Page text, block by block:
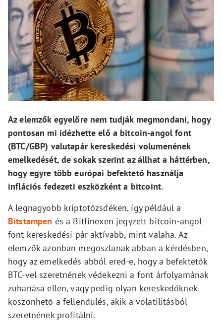
Az elemzők egyelőre nem tudják megmondani, hogy
pontosan mi idézhette elő a bitcoin-angol font
(BTC/GBP) valutapár kereskedési volumenének
emelkedését, de sokak szerint az állhat a háttérben,
hogy egyre több európai befektető használja
inflációs fedezeti eszközként a bitcoint.
A legnagyobb kriptotőzsdéken, így például a
Bitstampen és a Bitfinexen jegyzett bitcoin-angol
font kereskedési pár aktívabb, mint valaha. Az
elemzők azonban megoszlanak abban a kérdésben,
hogy az emelkedés abból ered-e, hogy a befektetők
BTC-vel szeretnének védekezni a font árfolyamának
zuhanása ellen, vagy pedig olyan kereskedőknek
köszönhető a fellendülés, akik a volatilitásból
szeretnének profitálni.